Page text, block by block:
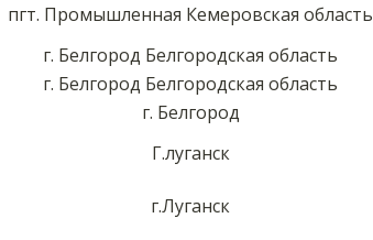
пгт. Промышленная Кемеровская область
г. Белгород Белгородская область
г. Белгород Белгородская область
г. Белгород
Г.луганск
г.Луганск